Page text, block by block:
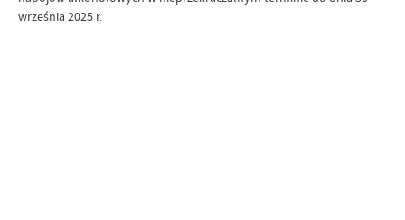
września 2025 r.